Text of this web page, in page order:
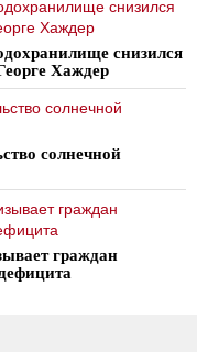
снизился
Хаждер
солнечной
граждан